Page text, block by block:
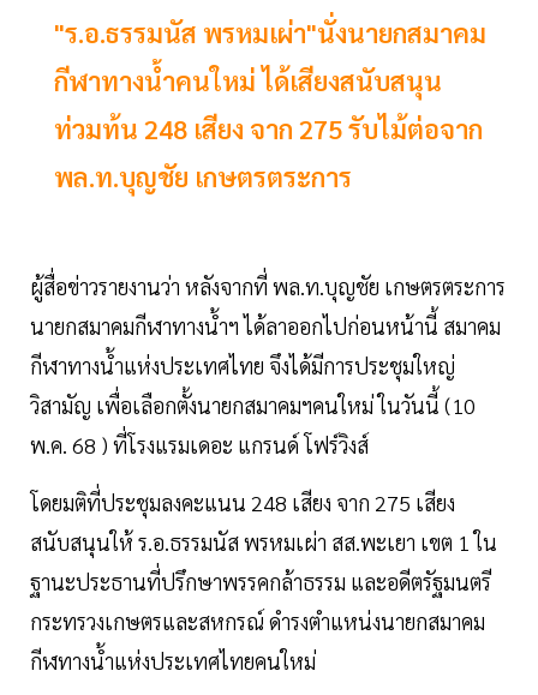
"ร.อ.ธรรมนัส พรหมเผ่า"นั่งนายกสมาคม
กีฬาทางน้ำคนใหม่ ได้เสียงสนับสนุน
ท่วมท้น 248 เสียง จาก 275 รับไม้ต่อจาก
พล.ท.บุญชัย เกษตรตระการ
ผู้สื่อข่าวรายงานว่า หลังจากที่ พล.ท.บุญชัย เกษตรตระการ
นายกสมาคมกีฬาทางน้ำฯ ได้ลาออกไปก่อนหน้านี้ สมาคม
กีฬาทางน้ำแห่งประเทศไทย จึงได้มีการประชุมใหญ่
วิสามัญ เพื่อเลือกตั้งนายกสมาคมฯคนใหม่ ในวันนี้ (10
พ.ค. 68 ) ที่โรงแรมเดอะ แกรนด์ โฟร์วิงส์
โดยมติที่ประชุมลงคะแนน 248 เสียง จาก 275 เสียง
สนับสนุนให้ ร.อ.ธรรมนัส พรหมเผ่า สส.พะเยา เขต 1 ใน
ฐานะประธานที่ปรึกษาพรรคกล้าธรรม และอดีตรัฐมนตรี
กระทรวงเกษตรและสหกรณ์ ดำรงตำแหน่งนายกสมาคม
กีฬทางน้ำแห่งประเทศไทยคนใหม่